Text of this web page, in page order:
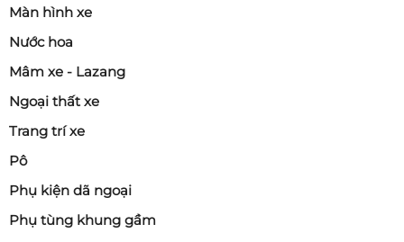
Màn hình xe
Nước hoa
Mâm xe - Lazang
Ngoại thất xe
Trang trí xe
Pô
Phụ kiện dã ngoại
Phụ tùng khung gầm